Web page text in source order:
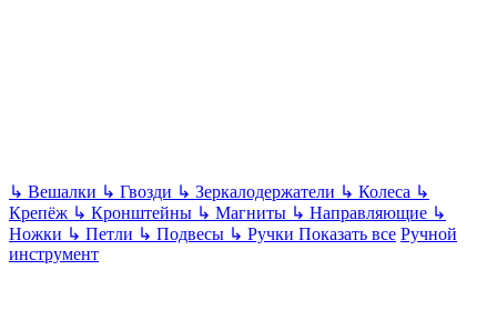
↳ Вешалки ↳ Гвозди ↳ Зеркалодержатели ↳ Колеса ↳
Крепёж ↳ Кронштейны ↳ Магниты ↳ Направляющие ↳
Ножки ↳ Петли ↳ Подвесы ↳ Ручки Показать все Ручной
инструмент